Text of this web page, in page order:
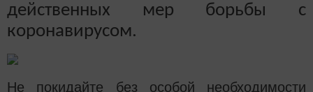
действенных мер борьбы с
коронавирусом.
Не покидайте без особой необходимости